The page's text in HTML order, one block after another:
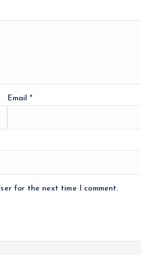
Email *
for the next time I comment.